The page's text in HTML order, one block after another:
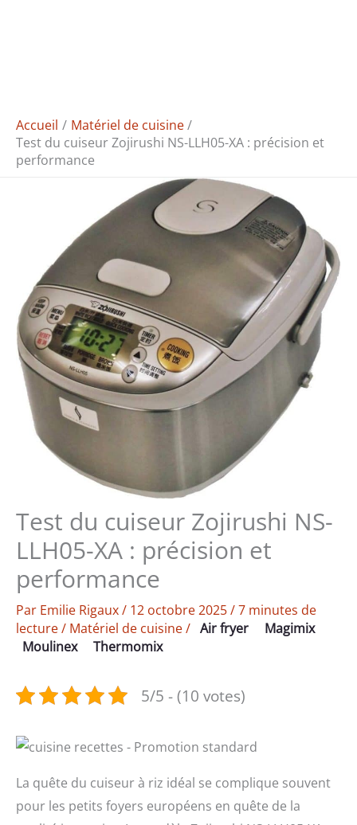
Accueil
Matériel de cuisine
Test du cuiseur Zojirushi NS-LLH05-XA : précision et
performance
Test du cuiseur Zojirushi NS-
LLH05-XA : précision et
performance
Par Emilie Rigaux/ 12 octobre 2025/7 minutes de
lecture/ Matériel de cuisine/ Air fryer
Magimix
Moulinex
Thermomix
5/5 - (10 votes)
La quête du cuiseur à riz idéal se complique souvent
pour les petits foyers européens en quête de la